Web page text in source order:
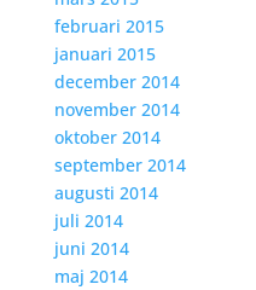
februari 2015
januari 2015
december 2014
november 2014
oktober 2014
september 2014
augusti 2014
juli 2014
juni 2014
maj 2014